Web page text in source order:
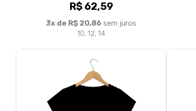
R$ 62,59
3x de R$ 20,86 sem juros
10, 12, 14